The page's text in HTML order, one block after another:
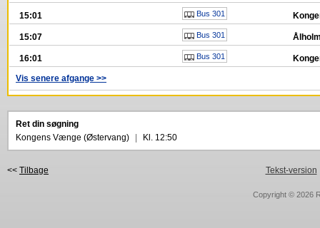
15:01 Bus 301
15:07 Bus 301
16:01 Bus 301
Vis senere afgange >>
Ret din søgning
Kongens Vænge (Østervang)
Kl. 12:50
<< Tilbage Tekst-version
Copyright © 2026